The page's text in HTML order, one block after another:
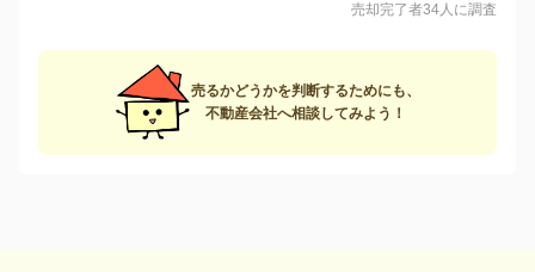
売却完了者34人に調査
売るかどうかを判断するためにも、
不動産会社へ相談してみよう！